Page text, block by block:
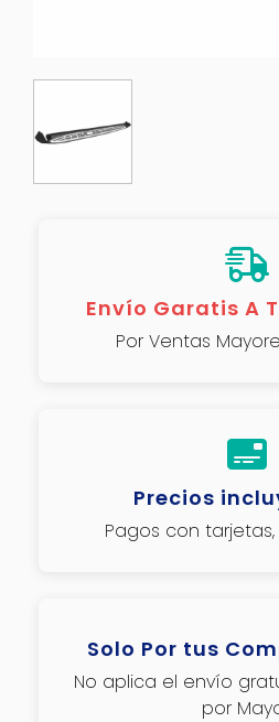
Envío Garatis A
Por Ventas
Precios
Pagos con
Solo Por tus
No aplica el envío
por